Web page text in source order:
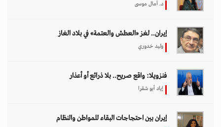
د. آمال موسى
إيران.. لغز «العطش والعتمة» في بلاد الغاز
وليد خدوري
فنزويلا: واقع صريح.. بلا ذرائع أو أعذار
إياد أبو شقرا
إيران بين احتجاجات البقاء للمواطن والنظام